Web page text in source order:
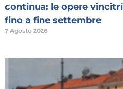
continua: le opere
fino a fine settembre
7 Agosto 2026